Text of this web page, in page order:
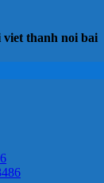
viet thanh noi bai